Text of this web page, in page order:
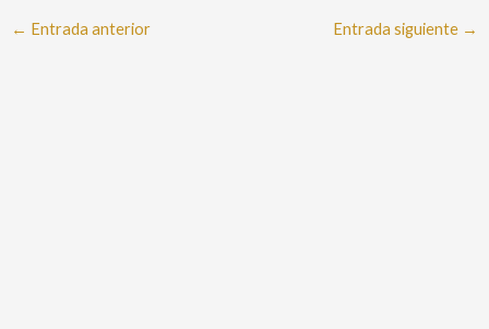
← Entrada anterior Entrada siguiente →